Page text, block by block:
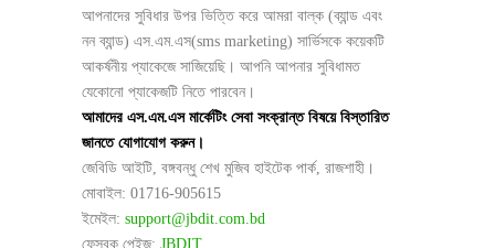
আপনাদের সুবিধার উপর ভিত্তি করে আমরা বাল্ক (ব্যান্ড এবং
নন ব্যান্ড) এস.এম.এস(sms marketing) সার্ভিসকে কয়েকটি
আকর্ষনীয় প্যাকেজে সাজিয়েছি। আপনি আপনার সুবিধামত
যেকোনো প্যাকেজটি নিতে পারবেন।
আমাদের এস.এম.এস মার্কেটিং সেবা সংক্রান্ত বিষয়ে বিস্তারিত
জানতে যোগাযোগ করুন।
জেবিডি আইটি, বঙ্গবন্ধু শেখ মুজিব হাইটেক পার্ক, রাজশাহী।
মোবাইল: 01716-905615
ইমেইল: support@jbdit.com.bd
ফেসবুক পেইজ: JBDIT